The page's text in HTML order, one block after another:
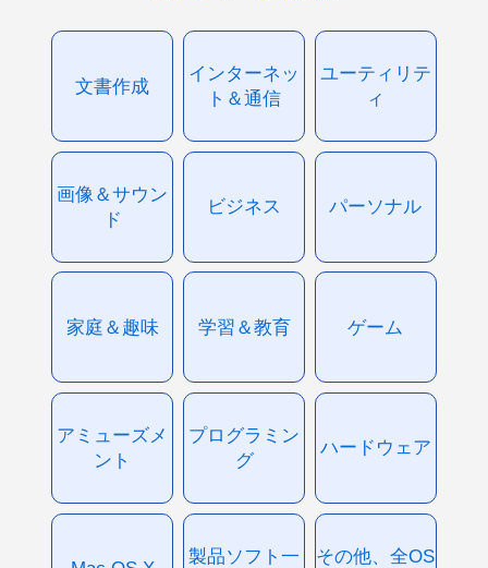
文書作成
インターネッ
ト＆通信
ユーティリテ
ィ
画像＆サウン
ド
ビジネス パーソナル
家庭＆趣味 学習＆教育 ゲーム
アミューズメ
ント
プログラミン
グ
ハードウェア
製品ソフト一
その他、全OS